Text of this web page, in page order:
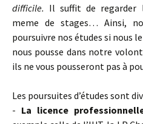
difficile. Il suffit de regarder
meme de stages… Ainsi,
poursuivre nos études si nous
nous pousse dans notre
ils ne vous pousseront pas à
Les poursuites d’études sont
- La licence